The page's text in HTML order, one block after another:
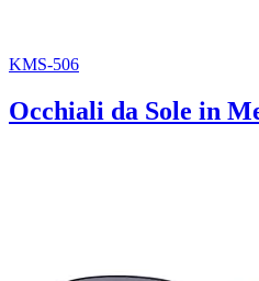
KMS-506
Occhiali da Sole in